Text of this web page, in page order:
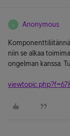
A Anonymous
niin se alkaa
ongelman kanssa.